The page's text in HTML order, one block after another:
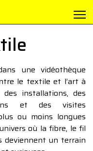
une vidéothèque
le textile et l’art à
installations, des
et des visites
ou moins longues
où la fibre, le fil
deviennent un terrain